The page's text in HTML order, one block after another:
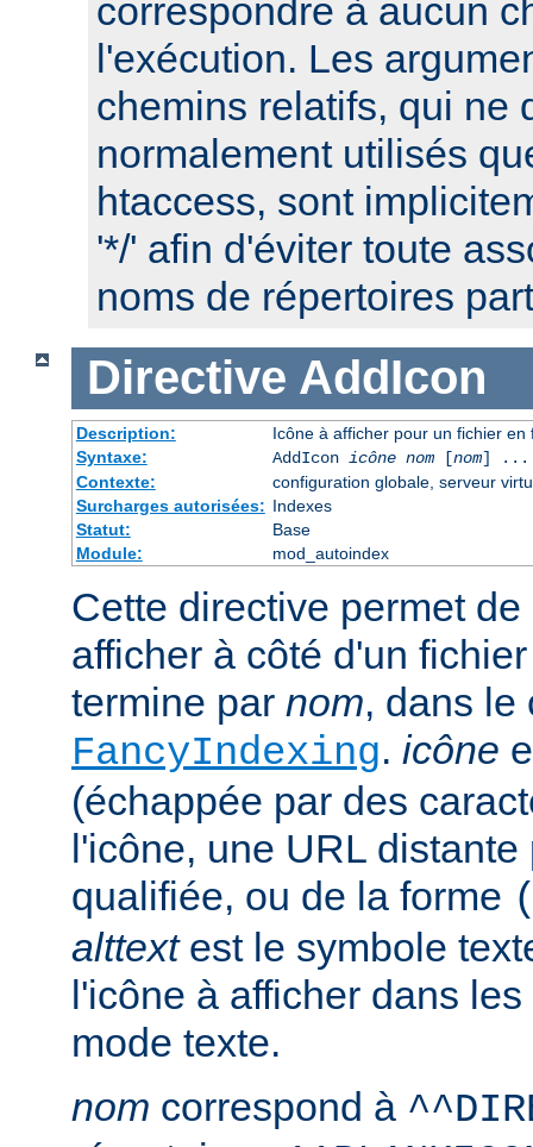
correspondre à aucun
l'exécution. Les
chemins relatifs, qui ne
normalement utilisés
htaccess, sont
'*/' afin d'éviter toute
noms de répertoires
Directive AddIcon
Description:
Icône à afficher pour un fichier en
Syntaxe:
AddIcon icône nom[nom] ...
Contexte:
configuration globale, serveur
Surcharges autorisées: Indexes
Statut:
Base
Module:
mod_autoindex
Cette directive permet
afficher à côté d'un
termine par nom, dans le
FancyIndexing. icône
(échappée par des
l'icône, une URL
qualifiée, ou de la forme
alttextest le symbole
l'icône à afficher dans
mode texte.
nom correspond à